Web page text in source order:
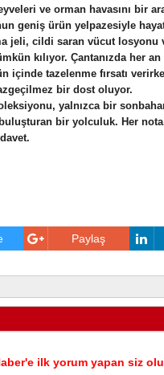
ve orman havasını bir
geniş ürün yelpazesiyle
jeli, cildi saran vücut losyonu
kılıyor. Çantanızda her
içinde tazelenme fırsatı
bir dost oluyor.
yalnızca bir
bir yolculuk. Her
Paylaş
ilk yorum yapan siz